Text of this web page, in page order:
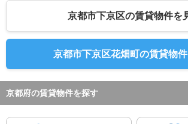
京都市下京区の賃貸物件を
京都市下京区花畑町の賃貸物
京都府の賃貸物件を探す